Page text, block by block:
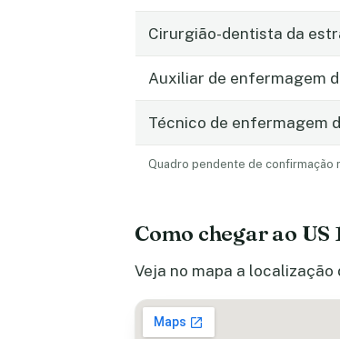
Cirurgião-dentista da
Auxiliar de enfermagem
Técnico de enfermagem
Quadro pendente de confirmação
Como chegar ao
Veja no mapa a localização